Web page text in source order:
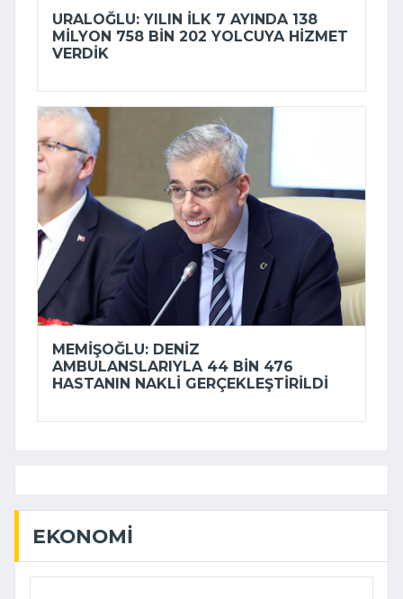
URALOĞLU: YILIN ILK 7 AYINDA 138
MILYON 758 BIN 202 YOLCUYA HIZMET
VERDIK
MEMIŞOĞLU: DENIZ
AMBULANSLARIYLA 44 BIN 476
HASTANIN NAKLI GERÇEKLEŞTIRILDI
EKONOMI